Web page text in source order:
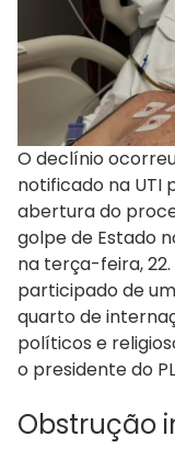
O declínio
notificado na UTI
abertura do
golpe de Estado
na terça-feira,
participado de
quarto de
políticos e
o presidente do
Obstrução